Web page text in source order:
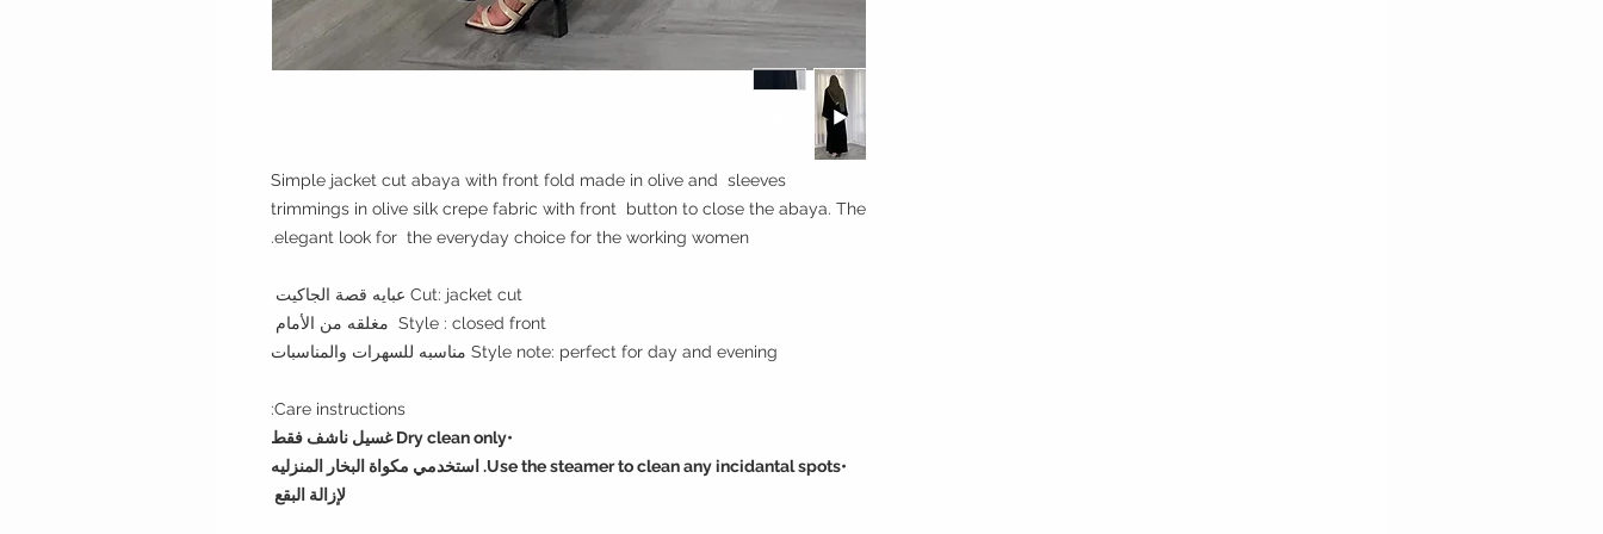
Simple jacket cut abaya with front fold made in olive and sleeves
trimmings in olive silk crepe fabric with front button to close the abaya. The
elegant look for the everyday choice for the working women.
Cut: jacket cut عبايه قصة الجاكيت
Style : closed front مغلقه من الأمام
Style note: perfect for day and evening مناسبه للسهرات والمناسبات
Care instructions:
•Dry clean only غسيل ناشف فقط
•Use the steamer to clean any incidantal spots. استخدمي مكواة البخار المنزليه
لإزالة البقع